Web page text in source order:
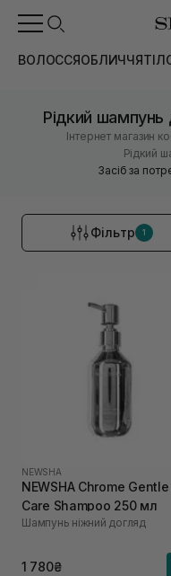
ВОЛОССЯОБЛИЧЧЯ
Рідкий шампунь
Інтернет магазин
Рідкий
Засіб за
Фільтр 1
NEWSHA
NEWSHA Chrome Gentle
Care Shampoo 250 мл
Шампунь ніжний догляд
1 780₴